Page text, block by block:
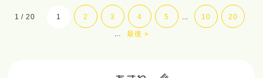
1 / 20 1 2 3 4 5 ... 10 20
... 最後 »